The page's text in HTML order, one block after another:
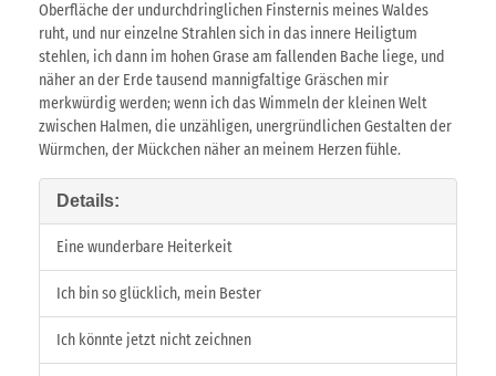
Oberfläche der undurchdringlichen Finsternis meines Waldes
ruht, und nur einzelne Strahlen sich in das innere Heiligtum
stehlen, ich dann im hohen Grase am fallenden Bache liege, und
näher an der Erde tausend mannigfaltige Gräschen mir
merkwürdig werden; wenn ich das Wimmeln der kleinen Welt
zwischen Halmen, die unzähligen, unergründlichen Gestalten der
Würmchen, der Mückchen näher an meinem Herzen fühle.
Details:
Eine wunderbare Heiterkeit
Ich bin so glücklich, mein Bester
Ich könnte jetzt nicht zeichnen